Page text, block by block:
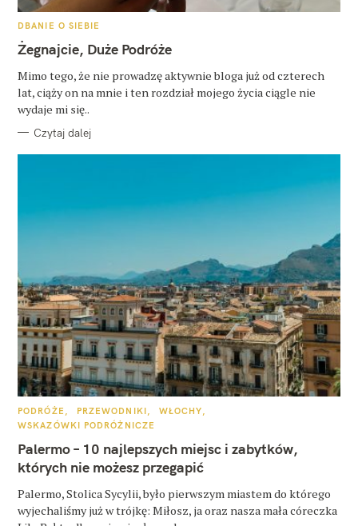
K
T
E
O
R
I
DBANIE O SIEBIE
Żegnajcie, Duże Podróże
Mimo tego, że nie prowadzę aktywnie bloga już od czterech
lat, ciąży on na mnie i ten rozdział mojego życia ciągle nie
wydaje mi się..
Czytaj dalej
K
A
T
G
R
PODRÓŻE PRZEWODNIKI
WŁOCHY
WSKAZÓWKI PODRÓŻNICZE
Palermo – 10 najlepszych miejsc i zabytków,
których nie możesz przegapić
Palermo, Stolica Sycylii, było pierwszym miastem do którego
wyjechaliśmy już w trójkę: Miłosz, ja oraz nasza mała córeczka